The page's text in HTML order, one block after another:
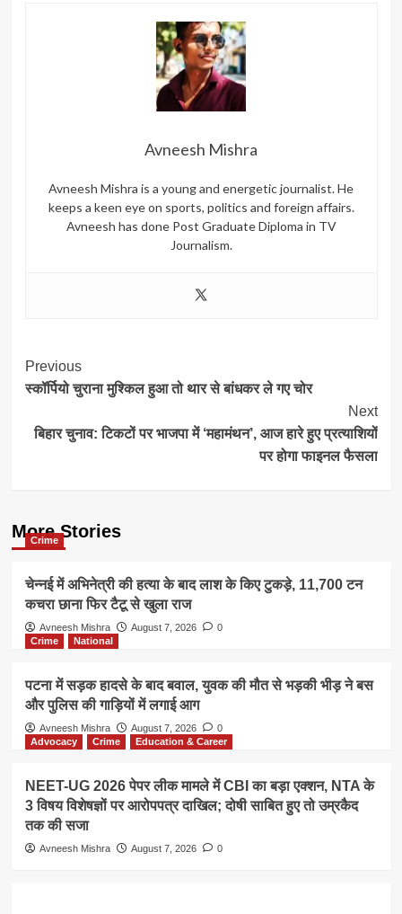
Avneesh Mishra
Avneesh Mishra is a young and energetic journalist. He
keeps a keen eye on sports, politics and foreign affairs.
Avneesh has done Post Graduate Diploma in TV
Journalism.
Post
Navigation
Previous
स्कॉर्पियो चुराना मुश्किल हुआ तो थार से बांधकर ले गए चोर
Next
बिहार चुनाव: टिकटों पर भाजपा में ‘महामंथन’, आज हारे हुए प्रत्याशियों
पर होगा फाइनल फैसला
More Stories
Crime
चेन्नई में अभिनेत्री की हत्या के बाद लाश के किए टुकड़े, 11,700 टन
कचरा छाना फिर टैटू से खुला राज
Avneesh Mishra August 7, 2026
0
Crime
National
पटना में सड़क हादसे के बाद बवाल, युवक की मौत से भड़की भीड़ ने बस
और पुलिस की गाड़ियों में लगाई आग
Avneesh Mishra August 7, 2026
0
Advocacy
Crime Education & Career
NEET-UG 2026 पेपर लीक मामले में CBI का बड़ा एक्शन, NTA के
3 विषय विशेषज्ञों पर आरोपपत्र दाखिल; दोषी साबित हुए तो उम्रकैद
तक की सजा
Avneesh Mishra August 7, 2026 0